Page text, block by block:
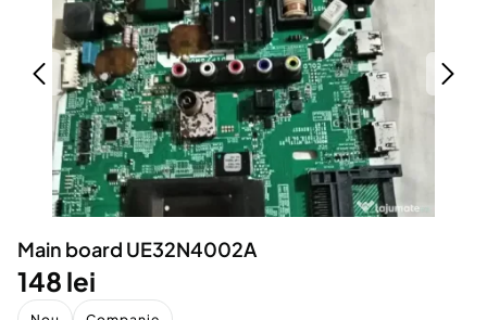
Servicii
Animale de companie
Afaceri și echipamente profesionale
Inchiriere Bunuri si Vehicule
Utilaje agricole si industriale
Piese auto si accesorii
Dacia Duster
Main board UE32N4002A
148 lei